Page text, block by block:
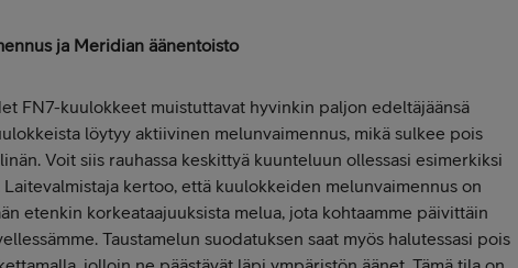
ja Meridian äänentoisto
FN7-kuulokkeet muistuttavat hyvinkin paljon edeltäjäänsä
löytyy aktiivinen melunvaimennus, mikä sulkee pois
Voit siis rauhassa keskittyä kuunteluun ollessasi esimerkiksi
Laitevalmistaja kertoo, että kuulokkeiden melunvaimennus on
etenkin korkeataajuuksista melua, jota kohtaamme päivittäin
Taustamelun suodatuksen saat myös halutessasi pois